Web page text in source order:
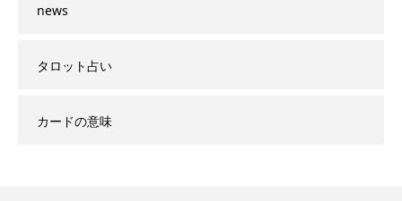
news
タロット占い
カードの意味